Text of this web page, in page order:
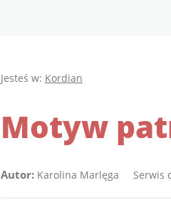
Jesteś w: Kordian
Motyw
Autor: Karolina Marlęga Serwis